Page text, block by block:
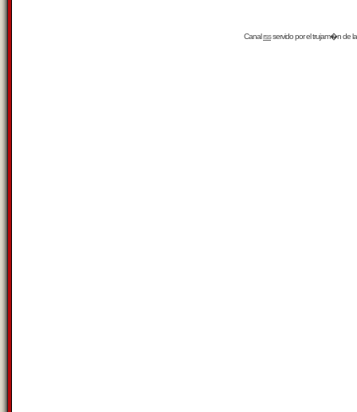
Canalrssservido por eltrujam�nde